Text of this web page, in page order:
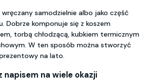
samodzielnie albo jako część
Dobrze komponuje się z koszem
torbą chłodzącą, kubkiem termicznym
W ten sposób można stworzyć
na lato.
napisem na wiele okazji